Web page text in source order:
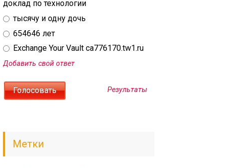
доклад по технологии
тысячу и одну дочь
654646 лет
Exchange Your Vault ca776170.tw1.ru
Добавить свой ответ
Результаты
Метки